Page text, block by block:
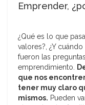
Emprender,
¿Qué es lo que
valores?, ¿Y
fueron las
emprendimiento.
que nos
tener muy claro
mismos. Pueden